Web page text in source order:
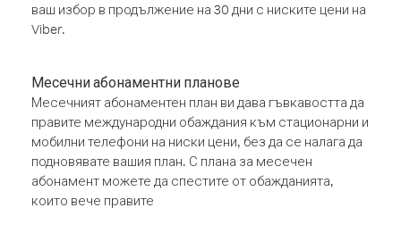
ваш избор в продължение на 30 дни с ниските цени на
Viber.
Месечни абонаментни планове
Месечният абонаментен план ви дава гъвкавостта да
правите международни обаждания към стационарни и
мобилни телефони на ниски цени, без да се налага да
подновявате вашия план. С плана за месечен
абонамент можете да спестите от обажданията,
които вече правите